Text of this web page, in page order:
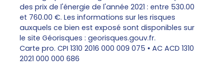
des prix de l'énergie de l'année 2021 : entre 530.00
et 760.00 €. Les informations sur les risques
auxquels ce bien est exposé sont disponibles sur
le site Géorisques : georisques.gouv.fr.
Carte pro. CPI 1310 2016 000 009 075 • AC ACD 1310
2021 000 000 686